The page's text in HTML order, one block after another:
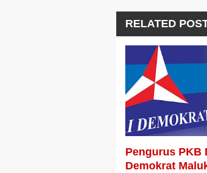
RELATED
Pengurus PKB
Demokrat